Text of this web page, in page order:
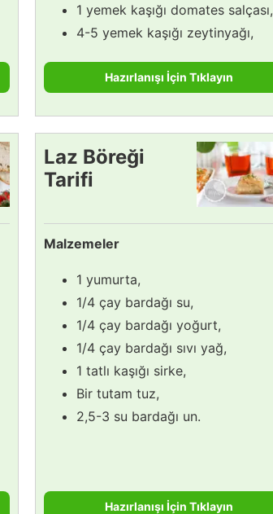
1 yemek kaşığı domates salçası,
4-5 yemek kaşığı zeytinyağı,
Hazırlanışı İçin Tıklayın
Laz Böreği
Tarifi
Malzemeler
1 yumurta,
1/4 çay bardağı su,
1/4 çay bardağı yoğurt,
1/4 çay bardağı sıvı yağ,
1 tatlı kaşığı sirke,
Bir tutam tuz,
2,5-3 su bardağı un.
Hazırlanışı İçin Tıklayın